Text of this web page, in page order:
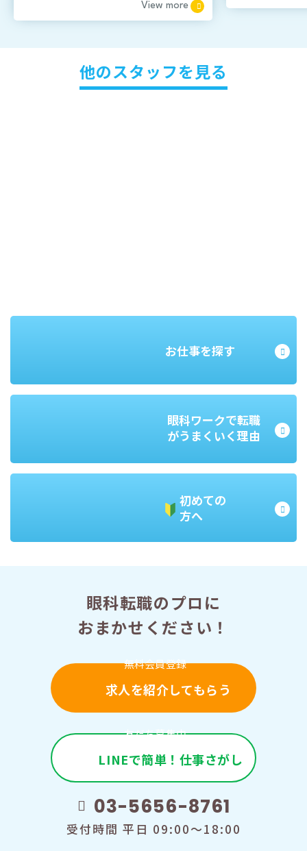
View more
他のスタッフを見る
お仕事を探す
眼科ワークで転職
がうまくいく理由
初めての
方へ
眼科転職のプロに
おまかせください！
03-5656-8761
受付時間 平日 09:00～18:00
友だち募集中
LINEで簡単！仕事さがし
無料会員登録
求人を紹介してもらう